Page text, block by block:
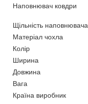
Наповнювач ковдри
Щільність наповнювача
Матеріал чохла
Колір
Ширина
Довжина
Вага
Країна виробник